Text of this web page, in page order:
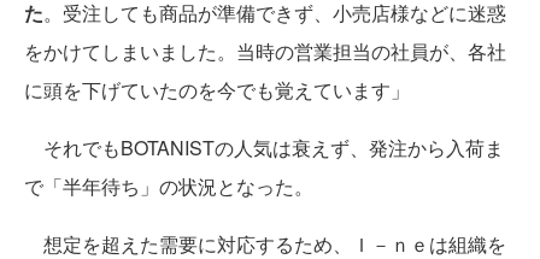
た。受注しても商品が準備できず、小売店様などに迷惑
をかけてしまいました。当時の営業担当の社員が、各社
に頭を下げていたのを今でも覚えています」
それでもBOTANISTの人気は衰えず、発注から入荷ま
で「半年待ち」の状況となった。
想定を超えた需要に対応するため、Ｉ－ｎｅは組織を